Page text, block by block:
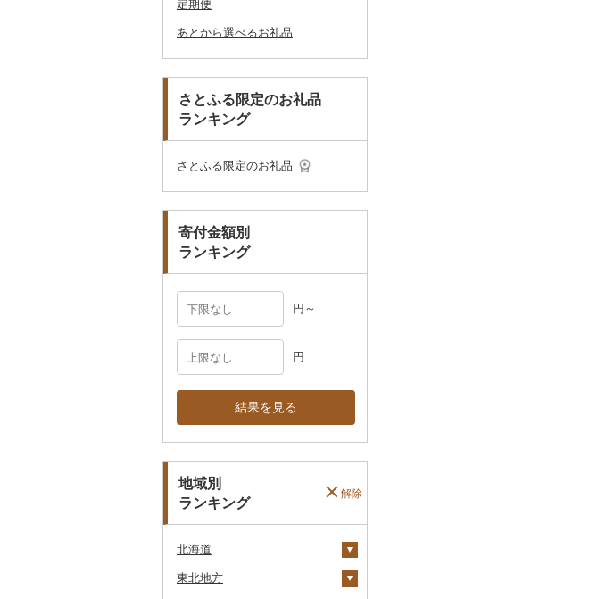
券
GDOふるさとゴルフ
プレークーポン
その他のゴルフプレー
花火大会チケット
カタログギフト
その他文房具
箸
スプーン・フォーク・
ナイフ
皿・椀
その他食器
フライパン
鍋
まな板
土鍋
日用品
洗剤
トイレットペーパー
ティッシュ
その他日用品
楽器・器材
本・CD・DVD
おもちゃ・ぬいぐるみ
ご当地キャラクター
ペット用品
その他雑貨
その他スポーツ
アロマ
プロテイン
その他美容
ツケース
その他鞄・バッグ
子供・ベビー
その他洋服
靴・履物
靴・シューズ
スリッパ・下駄・草履
その他靴・履物
アクセサリー
ペンダント・ネックレ
ス
ピアス・イヤリング
その他アクセサリー
その他服飾小物
ショール・ストール
マフラー・手袋
唐津焼
備前焼
美濃焼
村上木彫堆朱
その他装飾品・工芸品
数珠
工芸品
播州そろばん
美濃和紙
花
胡蝶蘭
造花・プリザーブドフ
ラワー
その他花
盆栽・その他
地域サービス
その他
定期便
あとから選べるお礼品
さとふる限定のお礼品
ランキング
さとふる限定のお礼品
寄付金額別
ランキング
円～
円
結果を見る
地域別
ランキング
解除
北海道
安平町
東北地方